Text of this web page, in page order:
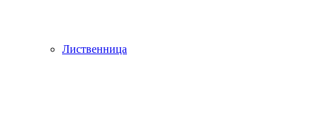
Лиственница